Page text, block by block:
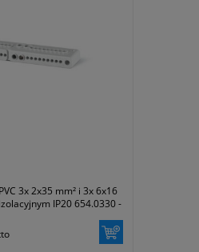
3x 2x35 mm² i 3x 6x16
IP20 654.0330 -